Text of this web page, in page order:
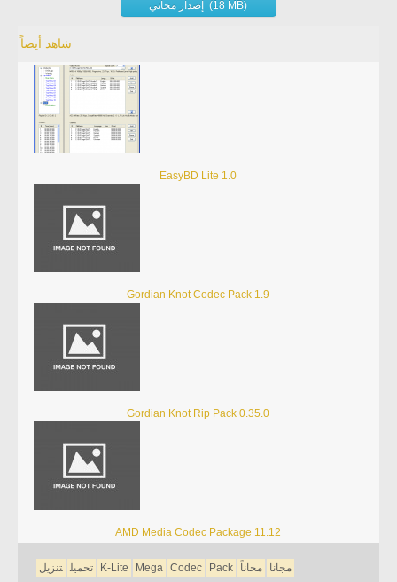
إصدار مجاني (18 MB)
شاهد أيضاً
EasyBD Lite 1.0
Gordian Knot Codec Pack 1.9
Gordian Knot Rip Pack 0.35.0
AMD Media Codec Package 11.12
تحميل تنزيل K-Lite Mega Codec Pack مجانا مجاناً